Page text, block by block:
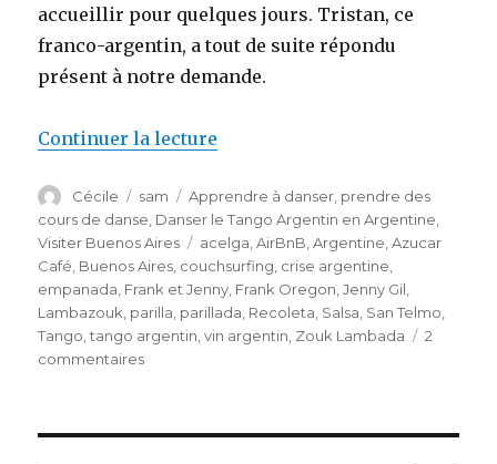
accueillir pour quelques jours. Tristan, ce
franco-argentin, a tout de suite répondu
présent à notre demande.
Continuer la lecture
Auteur
Cécile
Publié
le
sam Catégories
Apprendre à danser, prendre des
cours de danse Danser le Tango Argentin en Argentine
Visiter Buenos Aires
Étiquettes
acelga ,AirBnB ,Argentine ,Azucar
Café Buenos Aires couchsurfing crise argentine
empanada Frank et Jenny Frank Oregon ,Jenny Gil
Lambazouk parilla parillada Recoleta Salsa San Telmo
Tango ,tango argentin ,vin argentin Zouk Lambada
2
commentaires